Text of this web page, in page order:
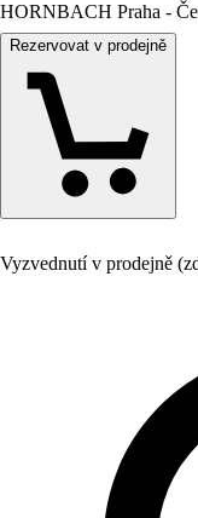
HORNBACH Praha -
Rezervovat v prodejně
Vyzvednutí v prodejně